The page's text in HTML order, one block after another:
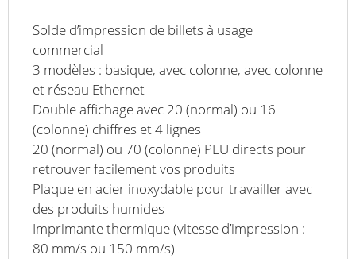
Solde d’impression de billets à usage
commercial
3 modèles : basique, avec colonne, avec colonne
et réseau Ethernet
Double affichage avec 20 (normal) ou 16
(colonne) chiffres et 4 lignes
20 (normal) ou 70 (colonne) PLU directs pour
retrouver facilement vos produits
Plaque en acier inoxydable pour travailler avec
des produits humides
Imprimante thermique (vitesse d’impression :
80 mm/s ou 150 mm/s)